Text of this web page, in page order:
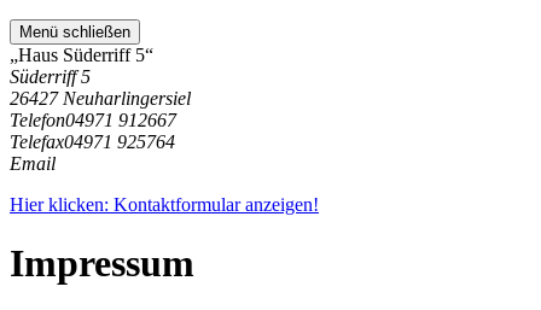
Menü schließen
„Haus Süderriff 5“
Süderriff 5
26427 Neuharlingersiel
Telefon04971 912667
Telefax04971 925764
Email
Hier klicken: Kontaktformular anzeigen!
Impressum